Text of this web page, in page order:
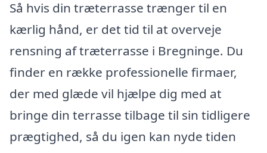
Så hvis din træterrasse trænger til en
kærlig hånd, er det tid til at overveje
rensning af træterrasse i Bregninge. Du
finder en række professionelle firmaer,
der med glæde vil hjælpe dig med at
bringe din terrasse tilbage til sin tidligere
prægtighed, så du igen kan nyde tiden